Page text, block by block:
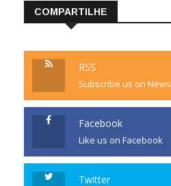
COMPARTILHE
RSS
Subscribe us on News
Facebook
Like us on Facebook
Twitter